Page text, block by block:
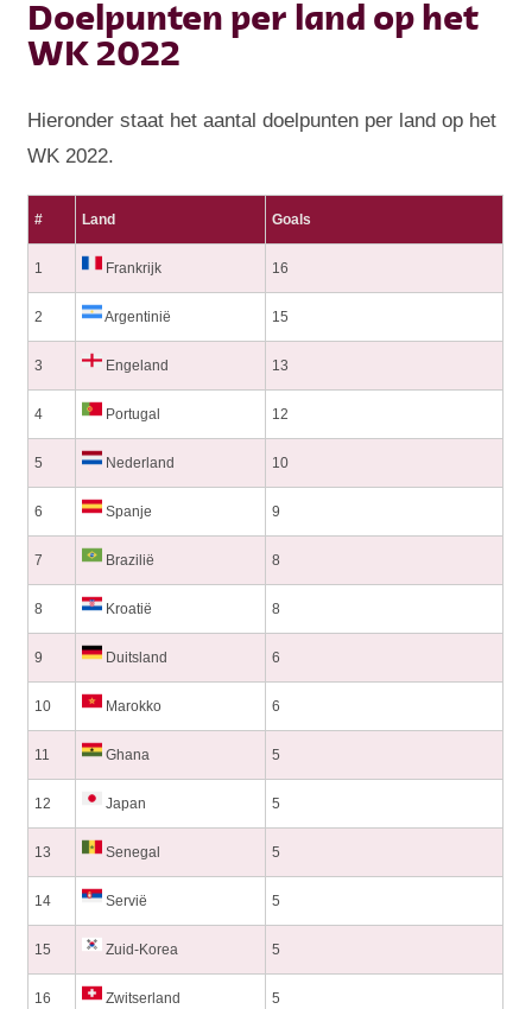
Doelpunten per land op het
WK 2022
Hieronder staat het aantal doelpunten per land op het
WK 2022.
# Land Goals
1 Frankrijk 16
2 Argentinië 15
3 Engeland 13
4 Portugal 12
5 Nederland 10
6 Spanje 9
7 Brazilië 8
8 Kroatië 8
9 Duitsland 6
10 Marokko 6
11 Ghana 5
12 Japan 5
13 Senegal 5
14 Servië 5
15 Zuid-Korea 5
16 Zwitserland 5